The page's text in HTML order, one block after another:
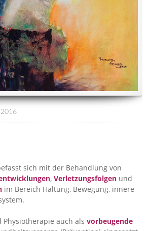
2016
sich mit der Behandlung von
, Verletzungsfolgen und
im Bereich Haltung, Bewegung, innere
auch als vorbeugende